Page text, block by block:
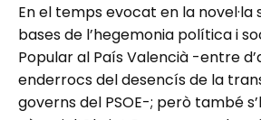
En el temps evocat en la novel·la
bases de l’hegemonia política i
Popular al País Valencià -entre
enderrocs del desencís de la
governs del PSOE-; però també